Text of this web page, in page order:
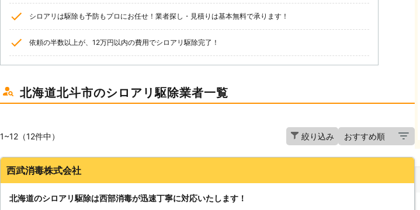
シロアリは駆除も予防もプロにお任せ！業者探し・見積りは基本無料で承ります！
依頼の半数以上が、12万円以内の費用でシロアリ駆除完了！
北海道北斗市のシロアリ駆除業者一覧
1~12（12件中） 絞り込み
西武消毒株式会社
北海道のシロアリ駆除は西部消毒が迅速丁寧に対応いたします！